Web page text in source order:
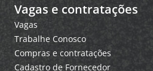
Vagas e contratações
Vagas
Trabalhe Conosco
Compras e contratações
Cadastro de Fornecedor